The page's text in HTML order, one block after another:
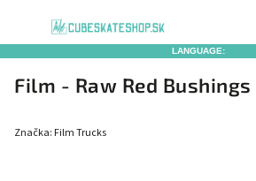
LANGUAGE:
Film - Raw Red Bushings
Značka: Film Trucks